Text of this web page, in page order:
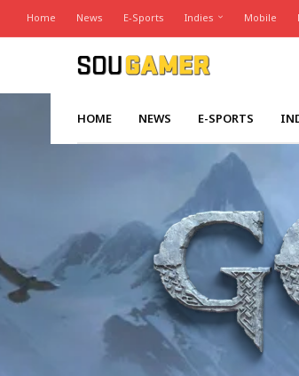
Home News E-Sports Indies Mobile
HOME NEWS E-SPORTS